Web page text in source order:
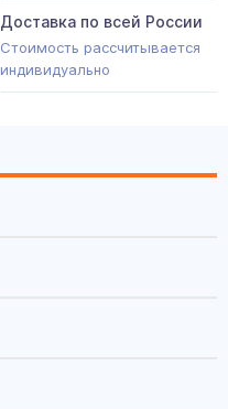
Доставка по всей России
Стоимость рассчитывается
индивидуально